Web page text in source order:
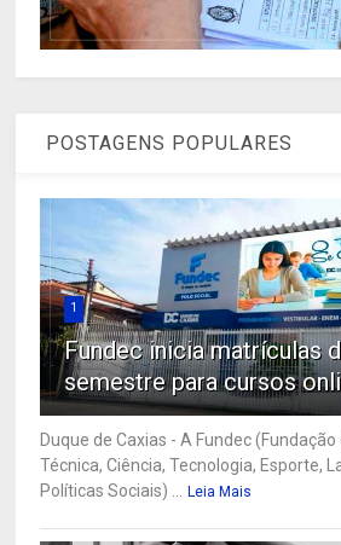
POSTAGENS POPULARES
1
Fundec inicia matrículas
semestre para cursos
Duque de Caxias - A Fundec
Técnica, Ciência, Tecnologia, Esporte,
Políticas Sociais) ...
Leia Mais